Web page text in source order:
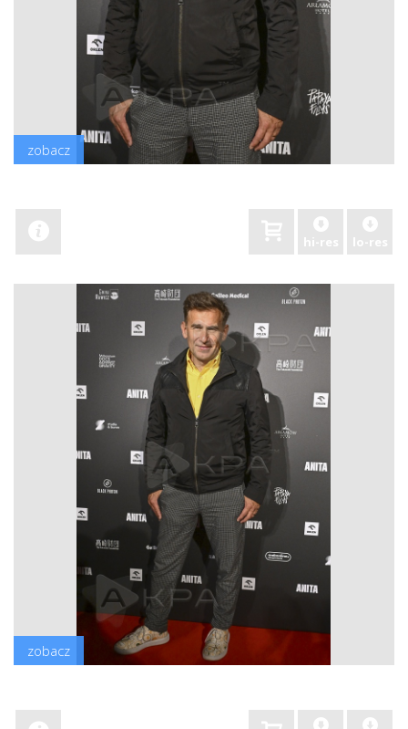
zobacz
hi-res lo-res
zobacz